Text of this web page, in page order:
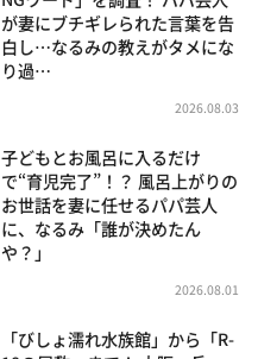
が妻にブチギレられた言葉を告
白し…なるみの教えがタメにな
り過…
2026.08.03
子どもとお風呂に入るだけ
で“育児完了”！？ 風呂上がりの
お世話を妻に任せるパパ芸人
に、なるみ「誰が決めたん
や？」
2026.08.01
「びしょ濡れ水族館」から「R-